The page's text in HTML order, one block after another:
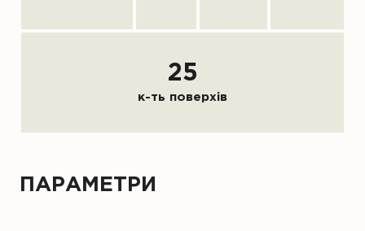
25
к-ть поверхів
ПАРАМЕТРИ